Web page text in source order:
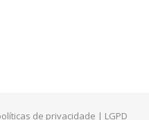
de privacidade | LGPD